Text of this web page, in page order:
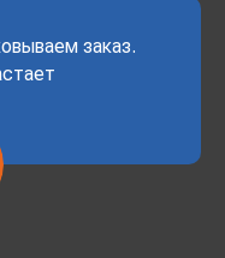
заказ.